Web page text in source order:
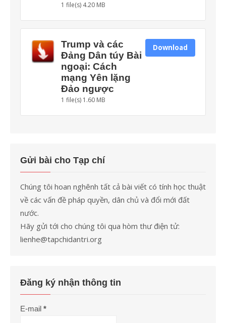
1 file(s) 4.20 MB
Trump và các
Đảng Dân túy Bài
ngoại: Cách
mạng Yên lặng
Đảo ngược
1 file(s) 1.60 MB
Download
Gửi bài cho Tạp chí
Chúng tôi hoan nghênh tất cả bài viết có tính học thuật
về các vấn đề pháp quyền, dân chủ và đổi mới đất
nước.
Hãy gửi tới cho chúng tôi qua hòm thư điện tử:
lienhe@tapchidantri.org
Đăng ký nhận thông tin
E-mail *